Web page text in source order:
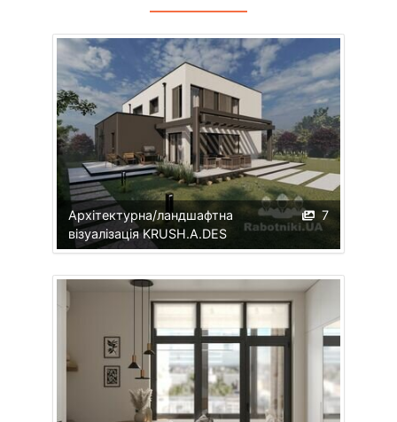
7
Архітектурна/ландшафтна
візуалізація KRUSH.A.DES